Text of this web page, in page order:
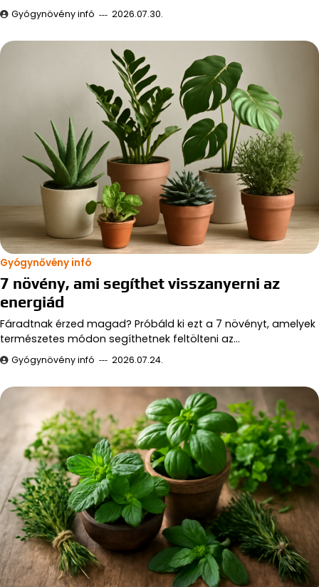
Gyógynövény infó 2026.07.30.
Gyógynővény infó
7 növény, ami segíthet visszanyerni az
energiád
Fáradtnak érzed magad? Próbáld ki ezt a 7 növényt, amelyek
természetes módon segíthetnek feltölteni az…
Gyógynövény infó 2026.07.24.